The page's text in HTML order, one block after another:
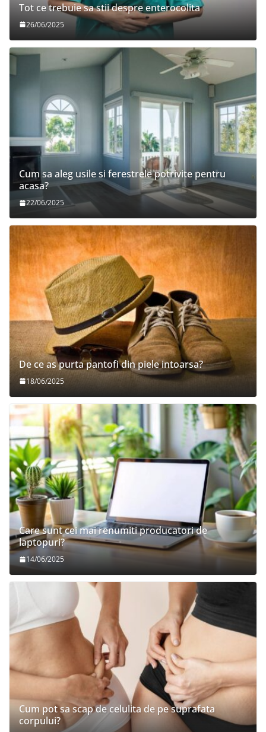
Tot ce trebuie sa stii despre enterocolita
26/06/2025
Cum sa aleg usile si ferestrele potrivite pentru
acasa?
22/06/2025
De ce as purta pantofi din piele intoarsa?
18/06/2025
Care sunt cei mai renumiti producatori de
laptopuri?
14/06/2025
Cum pot sa scap de celulita de pe suprafata
corpului?